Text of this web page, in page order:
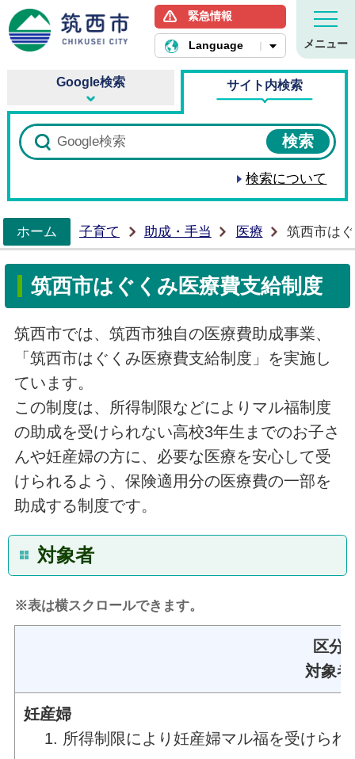
筑西市ホームページ
緊急情報
Language メニュー
Google検索 サイト内検索
検索について
ホーム
子育て 助成・手当 医療 筑西市は
筑西市はぐくみ医療費支給制度
筑西市では、筑西市独自の医療費助成事業、
「筑西市はぐくみ医療費支給制度」を実施し
ています。
この制度は、所得制限などによりマル福制度
の助成を受けられない高校3年生までのお子さ
んや妊産婦の方に、必要な医療を安心して受
けられるよう、保険適用分の医療費の一部を
助成する制度です。
対象者
※表は横スクロールできます。
区分
対象者
妊産婦
所得制限により妊産婦マル福を受けら